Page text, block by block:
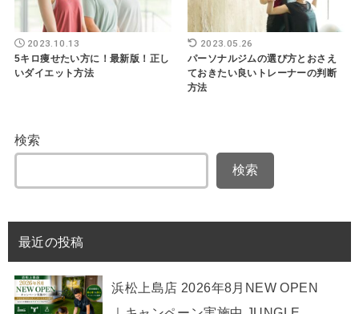
2023.10.13
5キロ痩せたい方に！最新版！正し
いダイエット方法
2023.05.26
パーソナルジムの選び方とおさえ
ておきたい良いトレーナーの判断
方法
検索
検索
最近の投稿
浜松上島店 2026年8月NEW OPEN